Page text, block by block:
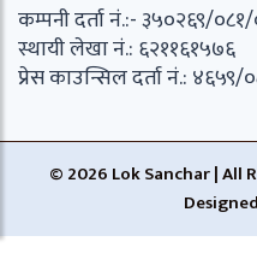
कम्पनी दर्ता नं.:- ३५०२६९/
स्थायी लेखा नं.: ६२११६१५७६
प्रेस काउन्सिल दर्ता नं.: ४६५९/
© 2026 Lok Sanchar | All